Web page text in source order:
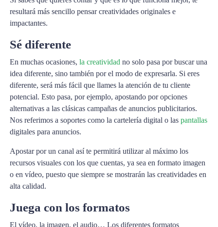
resultará más sencillo pensar creatividades originales e
impactantes.
Sé diferente
En muchas ocasiones, la creatividad no solo pasa por buscar una
idea diferente, sino también por el modo de expresarla. Si eres
diferente, será más fácil que llames la atención de tu cliente
potencial. Esto pasa, por ejemplo, apostando por opciones
alternativas a las clásicas campañas de anuncios publicitarios.
Nos referimos a soportes como la cartelería digital o las pantallas
digitales para anuncios.
Apostar por un canal así te permitirá utilizar al máximo los
recursos visuales con los que cuentas, ya sea en formato imagen
o en vídeo, puesto que siempre se mostrarán las creatividades en
alta calidad.
Juega con los formatos
El vídeo, la imagen, el audio… Los diferentes formatos